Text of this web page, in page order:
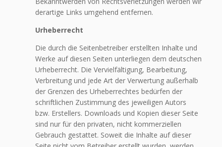
derartige Links umgehend entfernen.
Urheberrecht
Die durch die Seitenbetreiber erstellten Inhalte und
Werke auf diesen Seiten unterliegen dem deutschen
Urheberrecht. Die Vervielfältigung, Bearbeitung,
Verbreitung und jede Art der Verwertung außerhalb
der Grenzen des Urheberrechtes bedürfen der
schriftlichen Zustimmung des jeweiligen Autors
bzw. Erstellers. Downloads und Kopien dieser Seite
sind nur für den privaten, nicht kommerziellen
Gebrauch gestattet. Soweit die Inhalte auf dieser